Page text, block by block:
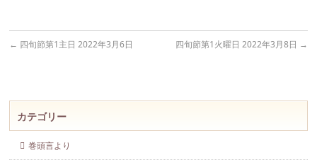
← 四旬節第1主日 2022年3月6日 四旬節第1火曜日 2022年3月8日 →
カテゴリー
巻頭言より